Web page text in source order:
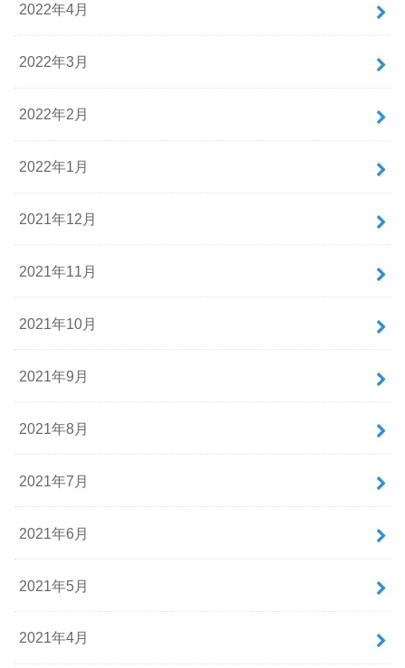
2022年4月
2022年3月
2022年2月
2022年1月
2021年12月
2021年11月
2021年10月
2021年9月
2021年8月
2021年7月
2021年6月
2021年5月
2021年4月